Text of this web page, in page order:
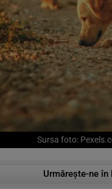
Sursa foto:
Urmărește-ne în